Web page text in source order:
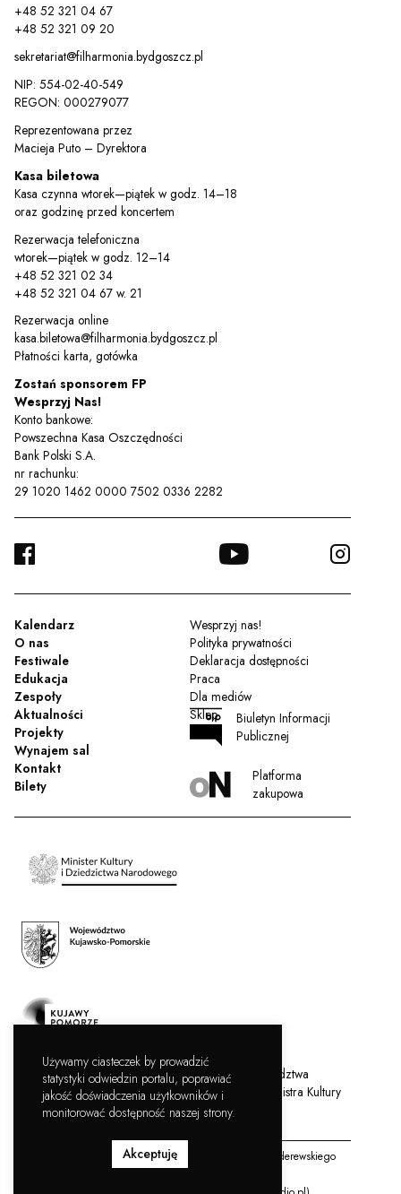
+48 52 321 04 67
+48 52 321 09 20
sekretariat@filharmonia.bydgoszcz.pl
NIP: 554-02-40-549
REGON: 000279077
Reprezentowana przez
Macieja Puto – Dyrektora
Kasa biletowa
Kasa czynna wtorek—piątek w godz. 14–18
oraz godzinę przed koncertem
Rezerwacja telefoniczna
wtorek—piątek w godz. 12–14
+48 52 321 02 34
+48 52 321 04 67 w. 21
Rezerwacja online
kasa.biletowa@filharmonia.bydgoszcz.pl
Płatności karta, gotówka
Zostań sponsorem FP
Wesprzyj Nas!
Konto bankowe:
Powszechna Kasa Oszczędności
Bank Polski S.A.
nr rachunku:
29 1020 1462 0000 7502 0336 2282
FACEBOOK YOUTUBE
Kalendarz
O nas
Festiwale
Edukacja
Zespoły
Aktualności
Projekty
Wynajem sal
Kontakt
Bilety
Wesprzyj nas!
Polityka prywatności
Deklaracja dostępności
Praca
Dla mediów
Sklep
Biuletyn Informacji
Publicznej
Platforma
zakupowa
Filharmonia Pomorska jest instytucją kultury Województwa
Kujawsko-Pomorskiego, współprowadzoną przez Ministra Kultury
i Dziedzictwa Narodowego.
Copyright © Filharmonia Pomorska im. Ignacego Jana Paderewskiego
2026, wszystkie prawa zastrzeżone
Używamy ciasteczek by prowadzić
statystyki odwiedzin portalu, poprawiać
jakość doświadczenia użytkowników i
monitorować dostępność naszej strony.
Akceptuję